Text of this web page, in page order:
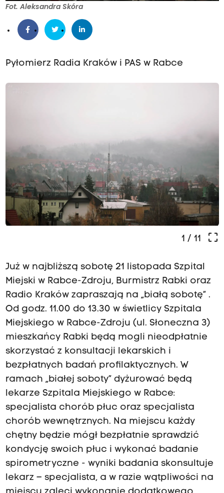
Fot. Aleksandra Skóra
Pyłomierz Radia Kraków i PAS w Rabce
crop_free
1 / 11
Już w najbliższą sobotę 21 listopada Szpital
Miejski w Rabce-Zdroju, Burmistrz Rabki oraz
Radio Kraków zapraszają na „białą sobotę” .
Od godz. 11.00 do 13.30 w świetlicy Szpitala
Miejskiego w Rabce-Zdroju (ul. Słoneczna 3)
mieszkańcy Rabki będą mogli nieodpłatnie
skorzystać z konsultacji lekarskich i
bezpłatnych badań profilaktycznych. W
ramach „białej soboty” dyżurować będą
lekarze Szpitala Miejskiego w Rabce:
specjalista chorób płuc oraz specjalista
chorób wewnętrznych. Na miejscu każdy
chętny będzie mógł bezpłatnie sprawdzić
kondycję swoich płuc i wykonać badanie
spirometryczne - wyniki badania skonsultuje
lekarz – specjalista, a w razie wątpliwości na